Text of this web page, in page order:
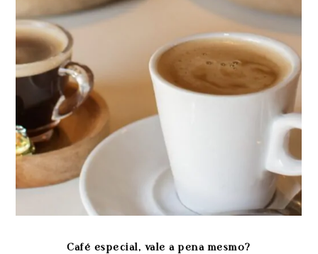
Café especial, vale a pena mesmo?